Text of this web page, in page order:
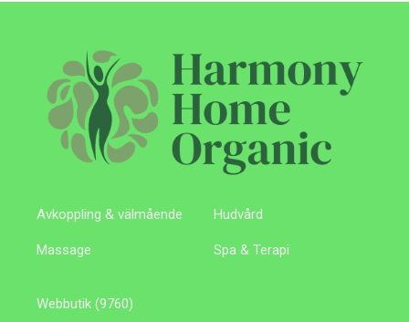
Avkoppling & välmående Hudvård
Massage Spa & Terapi
Webbutik 97609760